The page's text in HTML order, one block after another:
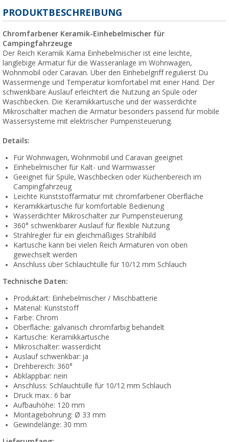
PRODUKTBESCHREIBUNG
Chromfarbener Keramik-Einhebelmischer für
Campingfahrzeuge
Der Reich Keramik Kama Einhebelmischer ist eine leichte,
langlebige Armatur für die Wasseranlage im Wohnwagen,
Wohnmobil oder Caravan. Über den Einhebelgriff regulierst Du
Wassermenge und Temperatur komfortabel mit einer Hand. Der
schwenkbare Auslauf erleichtert die Nutzung an Spüle oder
Waschbecken. Die Keramikkartusche und der wasserdichte
Mikroschalter machen die Armatur besonders passend für mobile
Wassersysteme mit elektrischer Pumpensteuerung.
Details:
Für Wohnwagen, Wohnmobil und Caravan geeignet
Einhebelmischer für Kalt- und Warmwasser
Geeignet für Spüle, Waschbecken oder Küchenbereich im
Campingfahrzeug
Leichte Kunststoffarmatur mit chromfarbener Oberfläche
Keramikkartusche für komfortable Bedienung
Wasserdichter Mikroschalter zur Pumpensteuerung
360° schwenkbarer Auslauf für flexible Nutzung
Strahlregler für ein gleichmäßiges Strahlbild
Kartusche kann bei vielen Reich Armaturen von oben
gewechselt werden
Anschluss über Schlauchtülle für 10/12 mm Schlauch
Technische Daten:
Produktart: Einhebelmischer / Mischbatterie
Material: Kunststoff
Farbe: Chrom
Oberfläche: galvanisch chromfarbig behandelt
Kartusche: Keramikkartusche
Mikroschalter: wasserdicht
Auslauf schwenkbar: ja
Drehbereich: 360°
Abklappbar: nein
Anschluss: Schlauchtülle für 10/12 mm Schlauch
Druck max.: 6 bar
Aufbauhöhe: 120 mm
Montagebohrung: Ø 33 mm
Gewindelänge: 30 mm